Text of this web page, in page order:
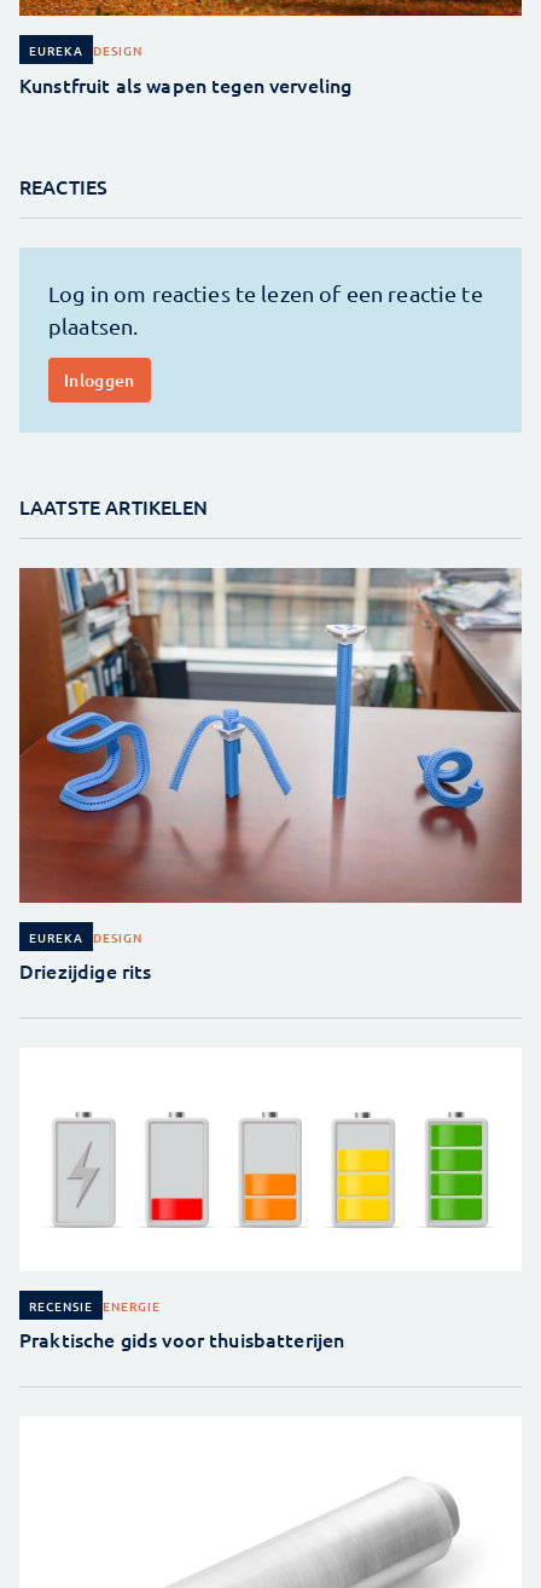
EUREKA DESIGN
Kunstfruit als wapen tegen verveling
REACTIES
LAATSTE ARTIKELEN
EUREKA DESIGN
Driezijdige rits
RECENSIE ENERGIE
Praktische gids voor thuisbatterijen